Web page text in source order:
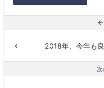
2018年、今年も